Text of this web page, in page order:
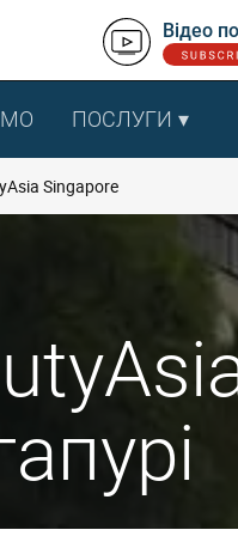
Відео
ПОСЛУГИ
Singapore